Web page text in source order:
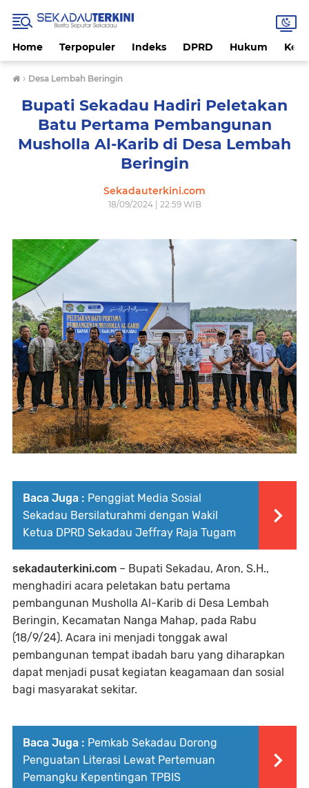
Home Terpopuler Indeks DPRD Hukum
› Desa Lembah Beringin
Bupati Sekadau Hadiri Peletakan
Batu Pertama Pembangunan
Musholla Al-Karib di Desa Lembah
Beringin
Sekadauterkini.com
18/09/2024 | 22:59 WIB
Baca Juga : Penggiat Media Sosial
Sekadau Bersilaturahmi dengan Wakil
Ketua DPRD Sekadau Jeffray Raja Tugam
sekadauterkini.com – Bupati Sekadau, Aron, S.H.,
menghadiri acara peletakan batu pertama
pembangunan Musholla Al-Karib di Desa Lembah
Beringin, Kecamatan Nanga Mahap, pada Rabu
(18/9/24). Acara ini menjadi tonggak awal
pembangunan tempat ibadah baru yang diharapkan
dapat menjadi pusat kegiatan keagamaan dan sosial
bagi masyarakat sekitar.
Baca Juga : Pemkab Sekadau Dorong
Penguatan Literasi Lewat Pertemuan
Pemangku Kepentingan TPBIS